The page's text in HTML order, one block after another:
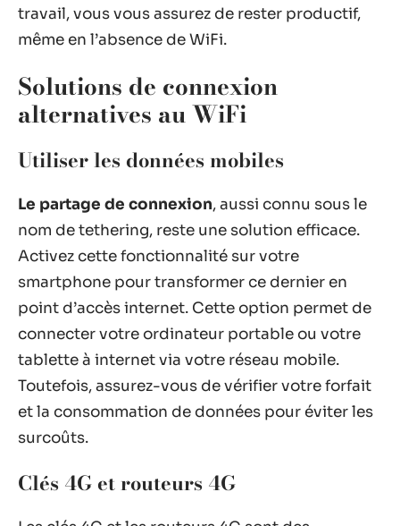
travail, vous vous assurez de rester productif,
même en l’absence de WiFi.
Solutions de connexion
alternatives au WiFi
Utiliser les données mobiles
Le partage de connexion, aussi connu sous le
nom de tethering, reste une solution efficace.
Activez cette fonctionnalité sur votre
smartphone pour transformer ce dernier en
point d’accès internet. Cette option permet de
connecter votre ordinateur portable ou votre
tablette à internet via votre réseau mobile.
Toutefois, assurez-vous de vérifier votre forfait
et la consommation de données pour éviter les
surcoûts.
Clés 4G et routeurs 4G